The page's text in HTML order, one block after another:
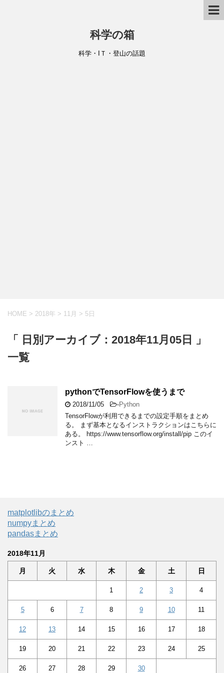
科学の箱
科学・IＴ・登山の話題
HOME > 2018年 > 11月 > 5日
「 日別アーカイブ：2018年11月05日 」
一覧
pythonでTensorFlowを使うまで
2018/11/05 -Python
TensorFlowが利用できるまでの設定手順をまとめ
る。 まず基本となるインストラクションはこちらに
ある。 https://www.tensorflow.org/install/pip このイ
ンスト …
matplotlibのまとめ
numpyまとめ
pandasまとめ
2018年11月
月 火 水 木 金 土 日
1 2 3 4
5 6 7 8 9 10 11
12 13 14 15 16 17 18
19 20 21 22 23 24 25
26 27 28 29 30